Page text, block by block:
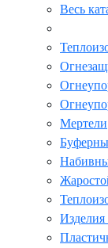
Весь
Мертели
Изделия